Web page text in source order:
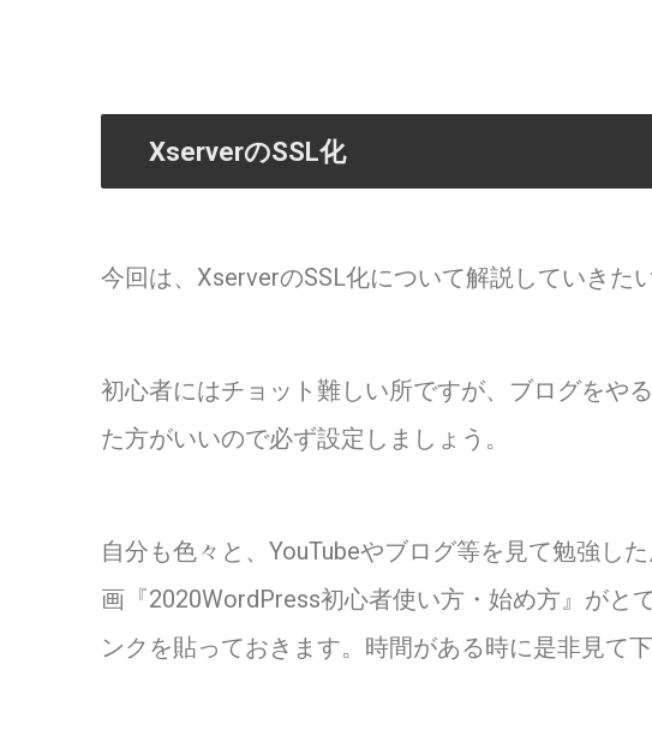
XserverのSSL化
今回は、XserverのSSL化について解説していきた
初心者にはチョット難しい所ですが、ブログをや
た方がいいので必ず設定しましょう。
自分も色々と、YouTubeやブログ等を見て勉強し
画『2020WordPress初心者使い方・始め方』がと
ンクを貼っておきます。時間がある時に是非見て下